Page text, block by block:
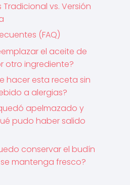
vs. Versión
(FAQ)
el aceite de
otro ingrediente?
hacer esta receta sin
a alergias?
apelmazado y
pudo haber salido
conservar el budín
mantenga fresco?